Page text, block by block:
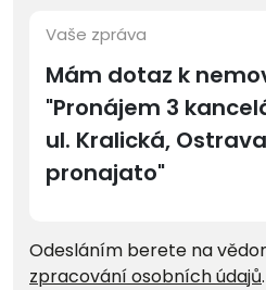
Vaše zpráva
Odesláním berete na
zpracování osobních údajů.